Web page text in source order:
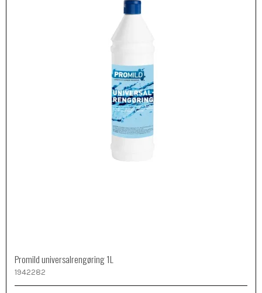
Promild universalrengøring 1L
1942282